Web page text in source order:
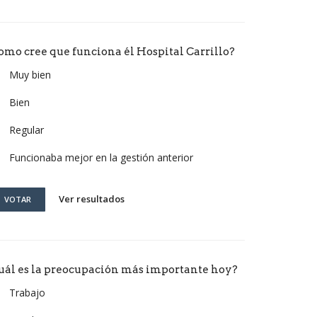
cree que funciona él Hospital Carrillo?
Muy bien
Bien
Regular
Funcionaba mejor en la gestión anterior
VOTAR Ver resultados
es la preocupación más importante hoy?
Trabajo